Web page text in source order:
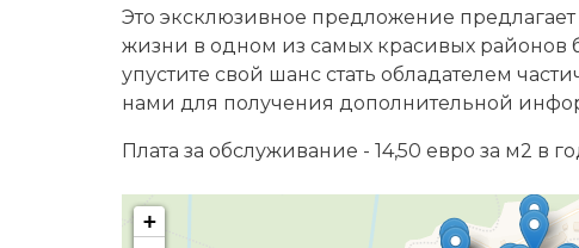
Это эксклюзивное предложение
жизни в одном из самых красивых районов
упустите свой шанс стать обладателем
нами для получения дополнительной
Плата за обслуживание - 14,50 евро за м2 в
+